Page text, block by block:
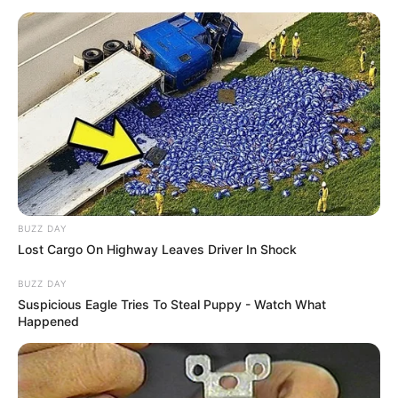
levelet azzal zárta:„Én nyitott vagyok. Tisztelettel
– Szily Nóra”.
BUZZ DAY
Lost Cargo On Highway Leaves Driver In Shock
BUZZ DAY
Suspicious Eagle Tries To Steal Puppy - Watch What
Happened